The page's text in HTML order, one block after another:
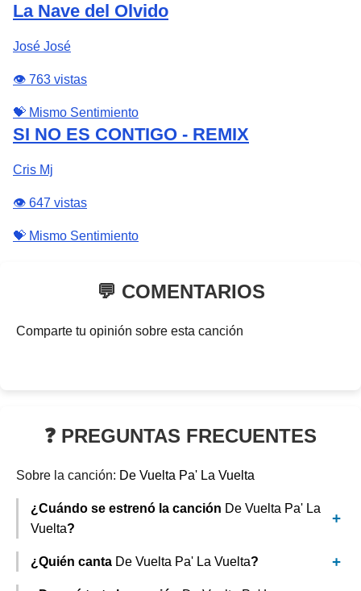
La Nave del Olvido
José José
👁️ 763 vistas
💝 Mismo Sentimiento
SI NO ES CONTIGO - REMIX
Cris Mj
👁️ 647 vistas
💝 Mismo Sentimiento
💬 COMENTARIOS
Comparte tu opinión sobre esta canción
❓ PREGUNTAS FRECUENTES
Sobre la canción: De Vuelta Pa' La Vuelta
¿Cuándo se estrenó la canción De Vuelta Pa' La
Vuelta?
¿Quién canta De Vuelta Pa' La Vuelta?